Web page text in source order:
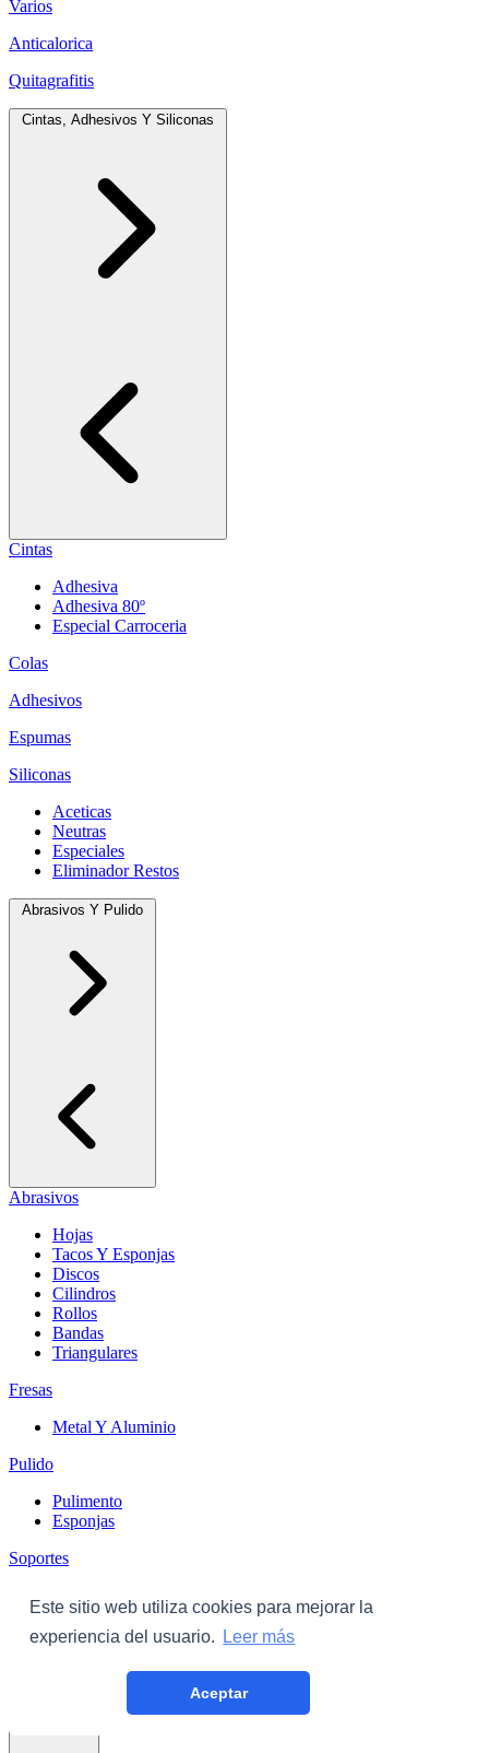
Este sitio web utiliza cookies para mejorar la
experiencia del usuario.
Leer más
Aceptar
Varios
Anticalorica
Quitagrafitis
Cintas, Adhesivos Y Siliconas
Cintas
Adhesiva
Adhesiva 80º
Especial Carroceria
Colas
Adhesivos
Espumas
Siliconas
Aceticas
Neutras
Especiales
Eliminador Restos
Abrasivos Y Pulido
Abrasivos
Hojas
Tacos Y Esponjas
Discos
Cilindros
Rollos
Bandas
Triangulares
Fresas
Metal Y Aluminio
Pulido
Pulimento
Esponjas
Soportes
Triangulares